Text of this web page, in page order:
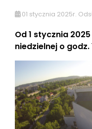
01 stycznia 2025r.
Od 1 stycznia
niedzielnej o godz.